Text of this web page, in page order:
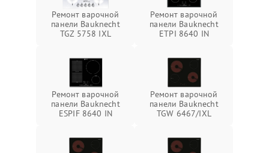
Ремонт варочной
панели Bauknecht
TGZ 5758 IXL
Ремонт варочной
панели Bauknecht
ETPI 8640 IN
Ремонт варочной
панели Bauknecht
ESPIF 8640 IN
Ремонт варочной
панели Bauknecht
TGW 6467/IXL